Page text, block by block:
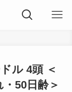
ル 4頭 ＜
50日齢＞